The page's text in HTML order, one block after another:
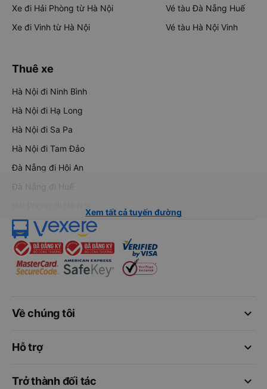
Xe đi Hải Phòng từ Hà Nội
Xe đi Vinh từ Hà Nội
Vé tàu Đà Nẵng Huế
Vé tàu Hà Nội Vinh
Thuê xe
Hà Nội đi Ninh Bình
Hà Nội đi Hạ Long
Hà Nội đi Sa Pa
Hà Nội đi Tam Đảo
Đà Nẵng đi Hội An
Đà Nẵng đi Huế
Xem tất cả tuyến đường
keyboard_arrow_down
Về chúng tôi
keyboard_arrow_down
Hỗ trợ
keyboard_arrow_down
Trở thành đối tác